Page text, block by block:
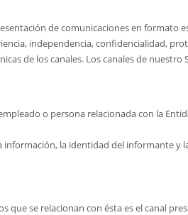
de comunicaciones en formato
independencia, confidencialidad,
de los canales. Los canales de nuestro
o persona relacionada con la
la identidad del informante y
que se relacionan con ésta es el canal